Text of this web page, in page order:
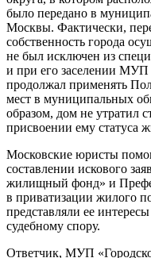
было передано в
Москвы. Фактически,
собственность города
не был исключен из
и при его заселении
продолжал применять
мест в муниципальных
образом, дом не утратил
присвоении ему статуса
Московские юристы
составлении искового
жилищный фонд» и
в приватизации жилого
представляли ее
судебному спору.
Ответчик, МУП